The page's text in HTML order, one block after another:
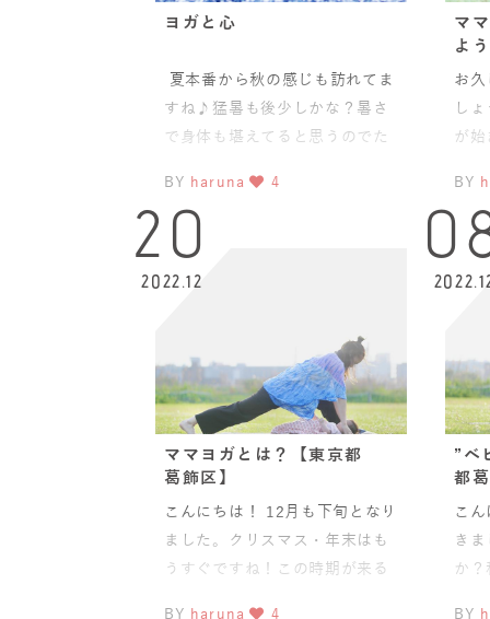
ヨガと心
夏本番から秋の感じも訪れてま
すね♪猛暑も後少しかな？暑さ
で身体も堪えてると思うのでた
ださいね！&nb
BY haruna 4
マ
よ
お
し
が
様は
BY
20
2022.12
ママヨガとは？【東京都
葛飾区】
こんにちは！ 12月も下旬となり
ました。クリスマス・年末はも
うすぐですね！この時期が来る
BY haruna 4
”ベ
都葛
こ
き
か
BY